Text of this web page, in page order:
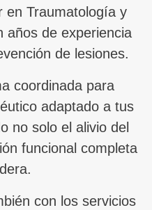
en Traumatología y
años de experiencia
de lesiones.
coordinada para
adaptado a tus
no solo el alivio del
funcional completa
con los servicios